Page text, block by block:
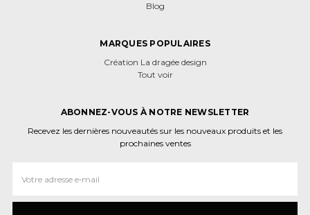
Blog
MARQUES POPULAIRES
Création La dragée design
Tout voir
ABONNEZ-VOUS À NOTRE NEWSLETTER
Recevez les dernières nouveautés sur les nouveaux produits et les
prochaines ventes
e‑mail